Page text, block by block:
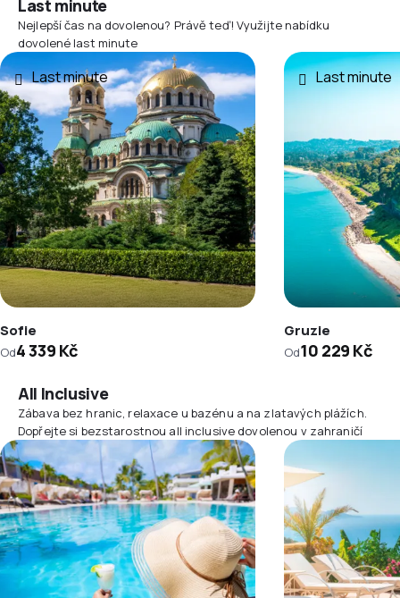
Last minute
Nejlepší čas na dovolenou? Právě teď! Využijte nabídku
dovolené last minute
Last minute
Sofie
Od4 339 Kč
Last minute
Gruzie
Od10 229 Kč
All Inclusive
Zábava bez hranic, relaxace u bazénu a na zlatavých plážích.
Dopřejte si bezstarostnou all inclusive dovolenou v zahraničí